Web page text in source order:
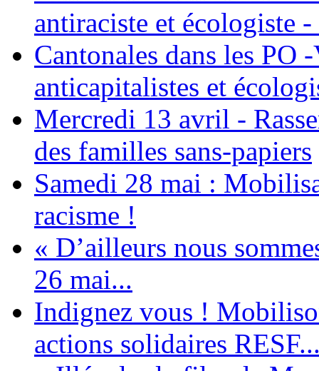
antiraciste et écologiste
Cantonales dans les PO
anticapitalistes et
Mercredi 13 avril -
des familles sans-papiers
Samedi 28 mai :
racisme !
« D’ailleurs nous
26 mai...
Indignez vous !
actions solidaires